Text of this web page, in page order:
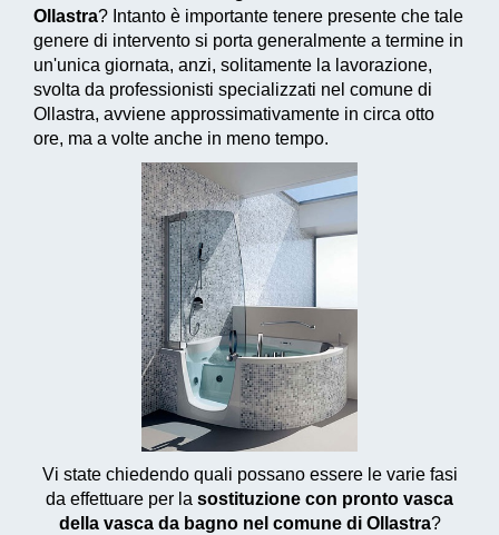
Ollastra? Intanto è importante tenere presente che tale
genere di intervento si porta generalmente a termine in
un'unica giornata, anzi, solitamente la lavorazione,
svolta da professionisti specializzati nel comune di
Ollastra, avviene approssimativamente in circa otto
ore, ma a volte anche in meno tempo.
Vi state chiedendo quali possano essere le varie fasi
da effettuare per la sostituzione con pronto vasca
della vasca da bagno nel comune di Ollastra?